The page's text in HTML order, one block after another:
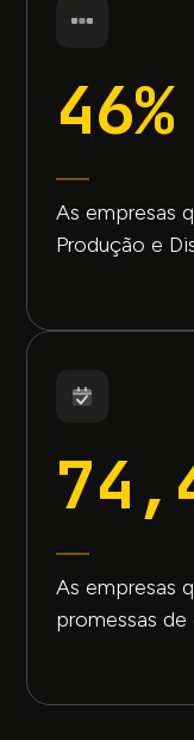
46%
As empresas
Produção e
As empresas
promessas